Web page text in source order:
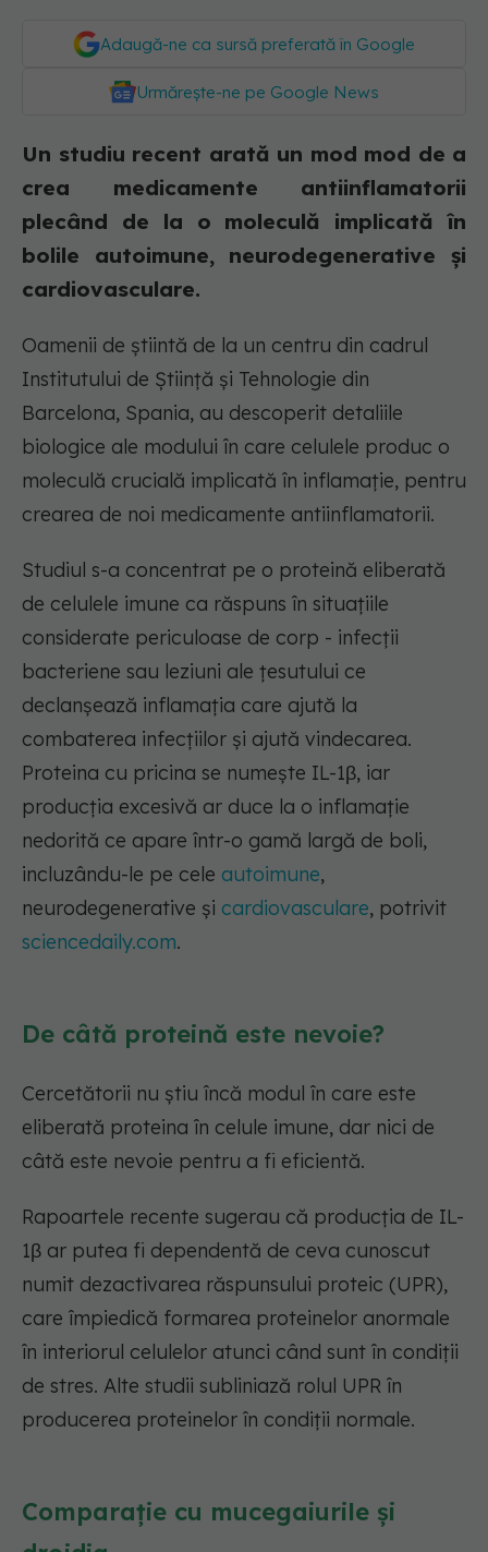
Adaugă-ne ca sursă preferată în Google
Urmărește-ne pe Google News
Un studiu recent arată un mod mod de a
crea medicamente antiinflamatorii
plecând de la o moleculă implicată în
bolile autoimune, neurodegenerative și
cardiovasculare.
Oamenii de știintă de la un centru din cadrul
Institutului de Știință și Tehnologie din
Barcelona, Spania, au descoperit detaliile
biologice ale modului în care celulele produc o
moleculă crucială implicată în inflamație, pentru
crearea de noi medicamente antiinflamatorii.
Studiul s-a concentrat pe o proteină eliberată
de celulele imune ca răspuns în situațiile
considerate periculoase de corp - infecții
bacteriene sau leziuni ale țesutului ce
declanșează inflamația care ajută la
combaterea infecțiilor și ajută vindecarea.
Proteina cu pricina se numește IL-1β, iar
producția excesivă ar duce la o inflamație
nedorită ce apare într-o gamă largă de boli,
incluzându-le pe cele autoimune,
neurodegenerative și cardiovasculare, potrivit
sciencedaily.com.
De câtă proteină este nevoie?
Cercetătorii nu știu încă modul în care este
eliberată proteina în celule imune, dar nici de
câtă este nevoie pentru a fi eficientă.
Rapoartele recente sugerau că producția de IL-
1β ar putea fi dependentă de ceva cunoscut
numit dezactivarea răspunsului proteic (UPR),
care împiedică formarea proteinelor anormale
în interiorul celulelor atunci când sunt în condiții
de stres. Alte studii subliniază rolul UPR în
producerea proteinelor în condiții normale.
Comparație cu mucegaiurile și